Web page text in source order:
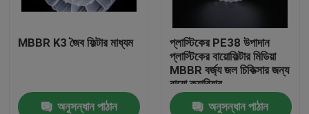
কারখানা ভ্রমণ
MBBR K3 জৈব ফিল্টার মাধ্যম
অনুসন্ধান পাঠান
প্লাস্টিকের PE38 উপাদান
প্লাস্টিকের বায়োফিল্টার মিডিয়া
MBBR বর্জ্য জল চিকিত্সার জন্য
বায়ো ক্যারিয়ার
অনুসন্ধান পাঠান